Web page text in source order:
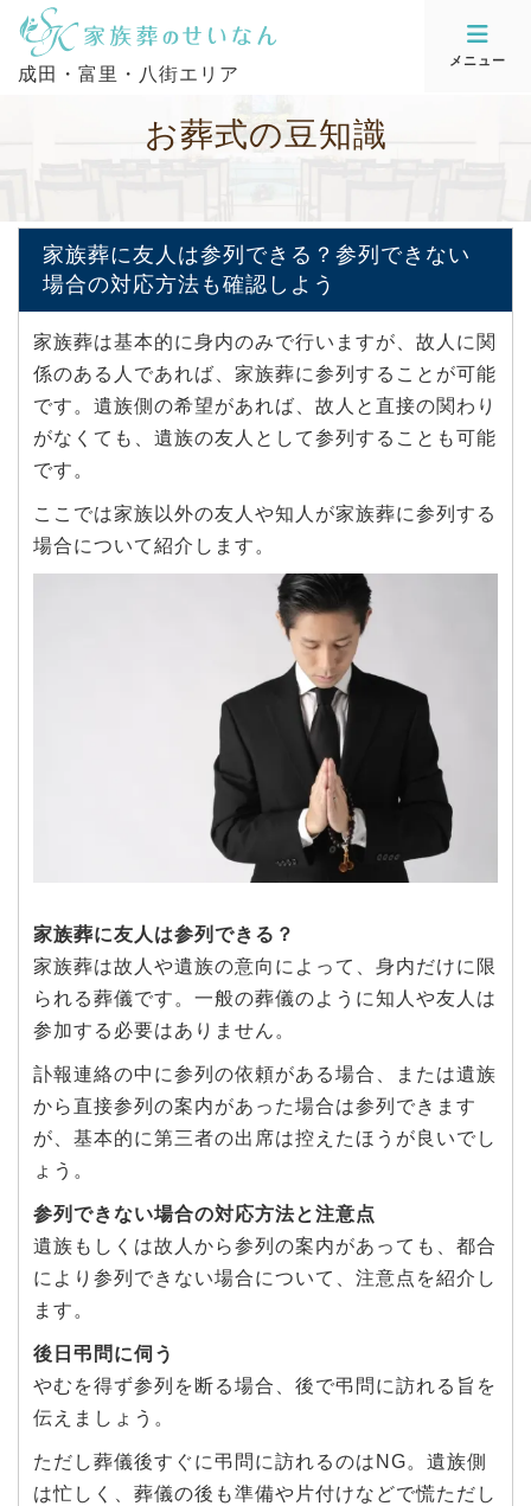
成田・富里・八街エリア
メニュー
お葬式の豆知識
家族葬に友人は参列できる？参列できない
場合の対応方法も確認しよう
家族葬は基本的に身内のみで行いますが、故人に関
係のある人であれば、家族葬に参列することが可能
です。遺族側の希望があれば、故人と直接の関わり
がなくても、遺族の友人として参列することも可能
です。
ここでは家族以外の友人や知人が家族葬に参列する
場合について紹介します。
家族葬に友人は参列できる？
家族葬は故人や遺族の意向によって、身内だけに限
られる葬儀です。一般の葬儀のように知人や友人は
参加する必要はありません。
訃報連絡の中に参列の依頼がある場合、または遺族
から直接参列の案内があった場合は参列できます
が、基本的に第三者の出席は控えたほうが良いでし
ょう。
参列できない場合の対応方法と注意点
遺族もしくは故人から参列の案内があっても、都合
により参列できない場合について、注意点を紹介し
ます。
後日弔問に伺う
やむを得ず参列を断る場合、後で弔問に訪れる旨を
伝えましょう。
ただし葬儀後すぐに弔問に訪れるのはNG。遺族側
は忙しく、葬儀の後も準備や片付けなどで慌ただし